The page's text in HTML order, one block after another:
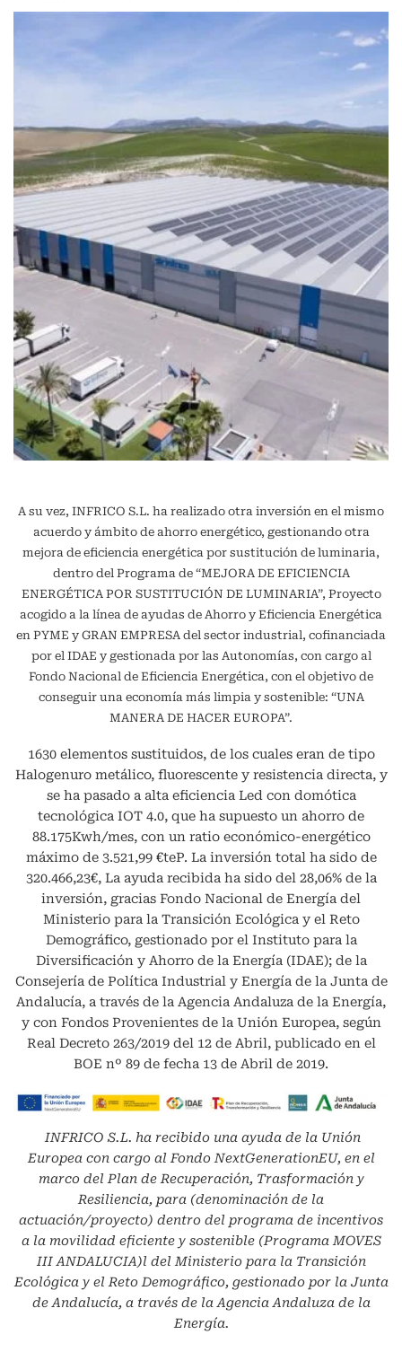
A su vez, INFRICO S.L. ha realizado otra inversión en el mismo
acuerdo y ámbito de ahorro energético, gestionando otra
mejora de eficiencia energética por sustitución de luminaria,
dentro del Programa de “MEJORA DE EFICIENCIA
ENERGÉTICA POR SUSTITUCIÓN DE LUMINARIA”, Proyecto
acogido a la línea de ayudas de Ahorro y Eficiencia Energética
en PYME y GRAN EMPRESA del sector industrial, cofinanciada
por el IDAE y gestionada por las Autonomías, con cargo al
Fondo Nacional de Eficiencia Energética, con el objetivo de
conseguir una economía más limpia y sostenible: “UNA
MANERA DE HACER EUROPA”.
1630 elementos sustituidos, de los cuales eran de tipo
Halogenuro metálico, fluorescente y resistencia directa, y
se ha pasado a alta eficiencia Led con domótica
tecnológica IOT 4.0, que ha supuesto un ahorro de
88.175Kwh/mes, con un ratio económico-energético
máximo de 3.521,99 €teP. La inversión total ha sido de
320.466,23€, La ayuda recibida ha sido del 28,06% de la
inversión, gracias Fondo Nacional de Energía del
Ministerio para la Transición Ecológica y el Reto
Demográfico, gestionado por el Instituto para la
Diversificación y Ahorro de la Energía (IDAE); de la
Consejería de Política Industrial y Energía de la Junta de
Andalucía, a través de la Agencia Andaluza de la Energía,
y con Fondos Provenientes de la Unión Europea, según
Real Decreto 263/2019 del 12 de Abril, publicado en el
BOE nº 89 de fecha 13 de Abril de 2019.
INFRICO S.L. ha recibido una ayuda de la Unión
Europea con cargo al Fondo NextGenerationEU, en el
marco del Plan de Recuperación, Trasformación y
Resiliencia, para (denominación de la
actuación/proyecto) dentro del programa de incentivos
a la movilidad eficiente y sostenible (Programa MOVES
III ANDALUCIA)l del Ministerio para la Transición
Ecológica y el Reto Demográfico, gestionado por la Junta
de Andalucía, a través de la Agencia Andaluza de la
Energía.